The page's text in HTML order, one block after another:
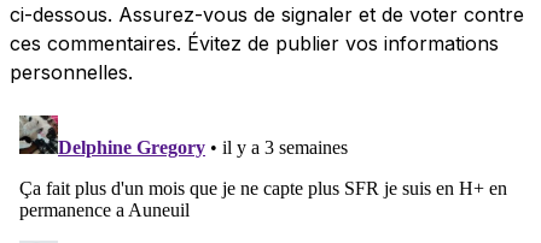
ci-dessous. Assurez-vous de signaler et de voter contre
ces commentaires. Évitez de publier vos informations
personnelles.